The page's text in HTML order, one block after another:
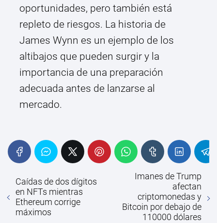
oportunidades, pero también está
repleto de riesgos. La historia de
James Wynn es un ejemplo de los
altibajos que pueden surgir y la
importancia de una preparación
adecuada antes de lanzarse al
mercado.
Caídas de dos dígitos
en NFTs mientras
Ethereum corrige
máximos
Imanes de Trump
afectan
criptomonedas y
Bitcoin por debajo de
110000 dólares